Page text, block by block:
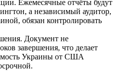
Ежемесячные отчёты будут
а независимый аудитор,
обязан контролировать
Документ не
завершения, что делает
Украины от США